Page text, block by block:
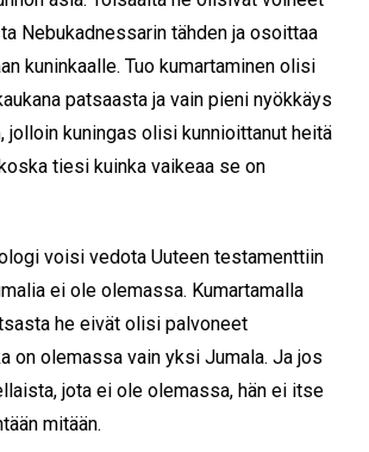
Nebukadnessarin tähden ja osoittaa
kuninkaalle. Tuo kumartaminen olisi
patsaasta ja vain pieni nyökkäys
jolloin kuningas olisi kunnioittanut heitä
tiesi kuinka vaikeaa se on
voisi vedota Uuteen testamenttiin
ei ole olemassa. Kumartamalla
he eivät olisi palvoneet
on olemassa vain yksi Jumala. Ja jos
jota ei ole olemassa, hän ei itse
mitään.